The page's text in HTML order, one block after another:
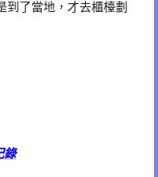
到了當地，才去櫃檯劃
錄